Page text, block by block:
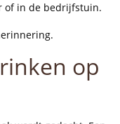
of in de bedrijfstuin.
op